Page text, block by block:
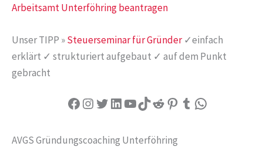
Arbeitsamt Unterföhring beantragen
Unser TIPP »Steuerseminar für Gründer✓einfach
erklärt ✓ strukturiert aufgebaut ✓ auf dem Punkt
gebracht
Facebook
Instagram
Twitter
LinkedIn
YouTube
TikTok
Reddit
Pinterest
Tumblr
WhatsApp
AVGS Gründungscoaching Unterföhring